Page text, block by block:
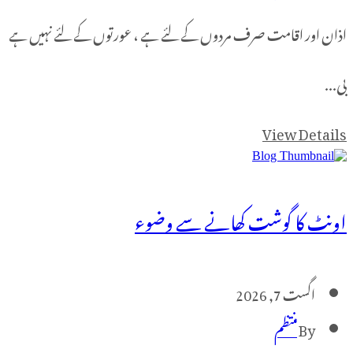
اقامت صرف مردوں کے لئے ہے ، عورتوں کے لئے نہیں ہے
View
گوشت کھانے سے وضوء
7, 2026
منتظم